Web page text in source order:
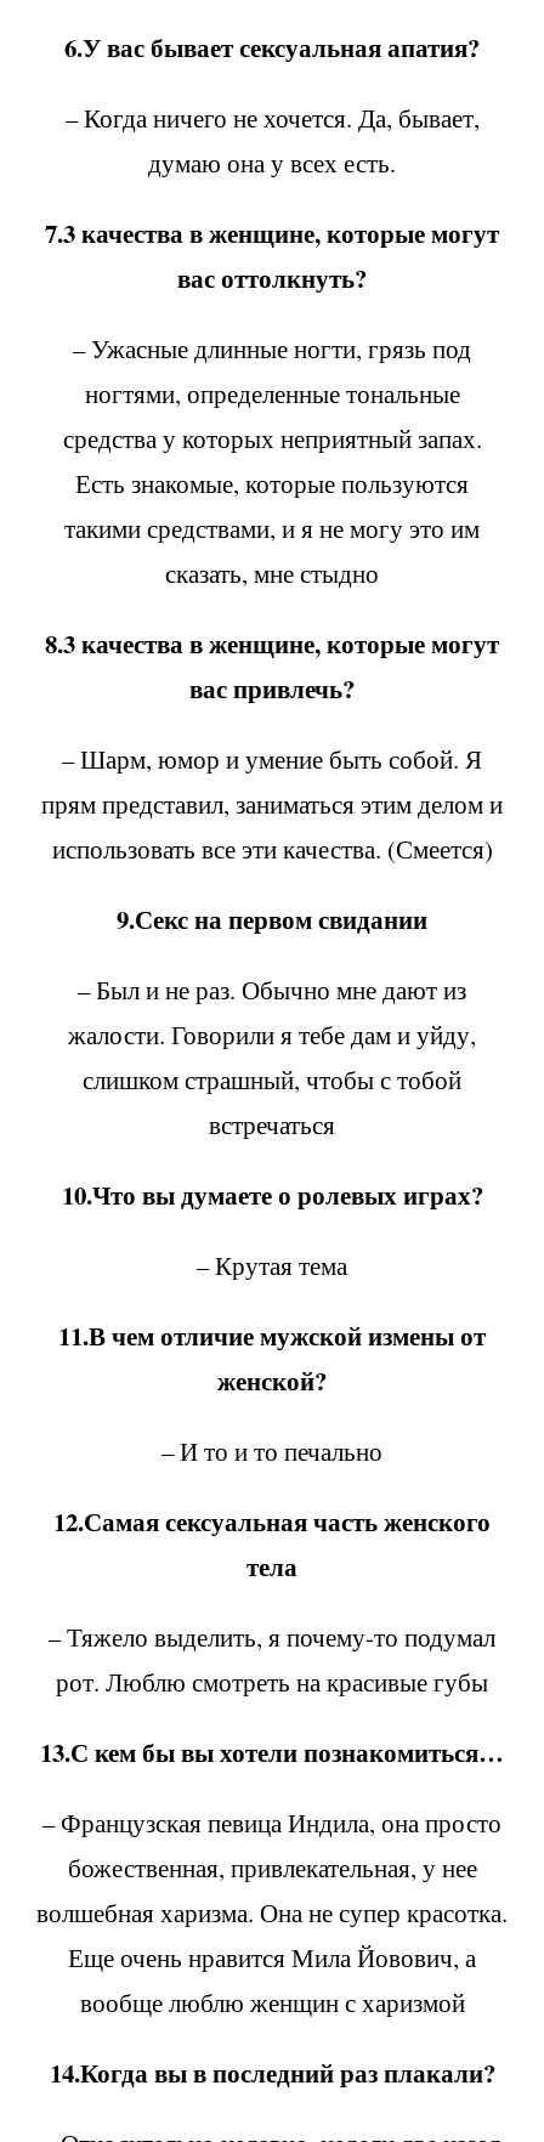
6.У вас бывает сексуальная апатия?
– Когда ничего не хочется. Да, бывает,
думаю она у всех есть.
7.3 качества в женщине, которые могут
вас оттолкнуть?
– Ужасные длинные ногти, грязь под
ногтями, определенные тональные
средства у которых неприятный запах.
Есть знакомые, которые пользуются
такими средствами, и я не могу это им
сказать, мне стыдно
8.3 качества в женщине, которые могут
вас привлечь?
– Шарм, юмор и умение быть собой. Я
прям представил, заниматься этим делом и
использовать все эти качества. (Смеется)
9.Секс на первом свидании
– Был и не раз. Обычно мне дают из
жалости. Говорили я тебе дам и уйду,
слишком страшный, чтобы с тобой
встречаться
10.Что вы думаете о ролевых играх?
– Крутая тема
11.В чем отличие мужской измены от
женской?
– И то и то печально
12.Самая сексуальная часть женского
тела
– Тяжело выделить, я почему-то подумал
рот. Люблю смотреть на красивые губы
13.С кем бы вы хотели познакомиться…
– Французская певица Индила, она просто
божественная, привлекательная, у нее
волшебная харизма. Она не супер красотка.
Еще очень нравится Мила Йовович, а
вообще люблю женщин с харизмой
14.Когда вы в последний раз плакали?